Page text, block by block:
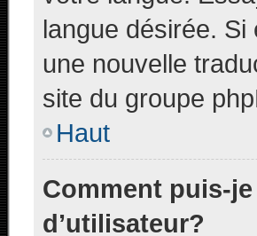
langue désirée. Si
une nouvelle
site du groupe
Haut
Comment puis-
d’utilisateur?